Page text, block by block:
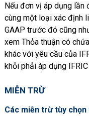
Nếu đơn vị áp dụng lần
cùng một loại xác định
GAAP trước đó cũng
xem Thỏa thuận có
khác với yêu cầu của
khỏi phải áp dụng
MIỄN TRỪ
Các miễn trừ tùy